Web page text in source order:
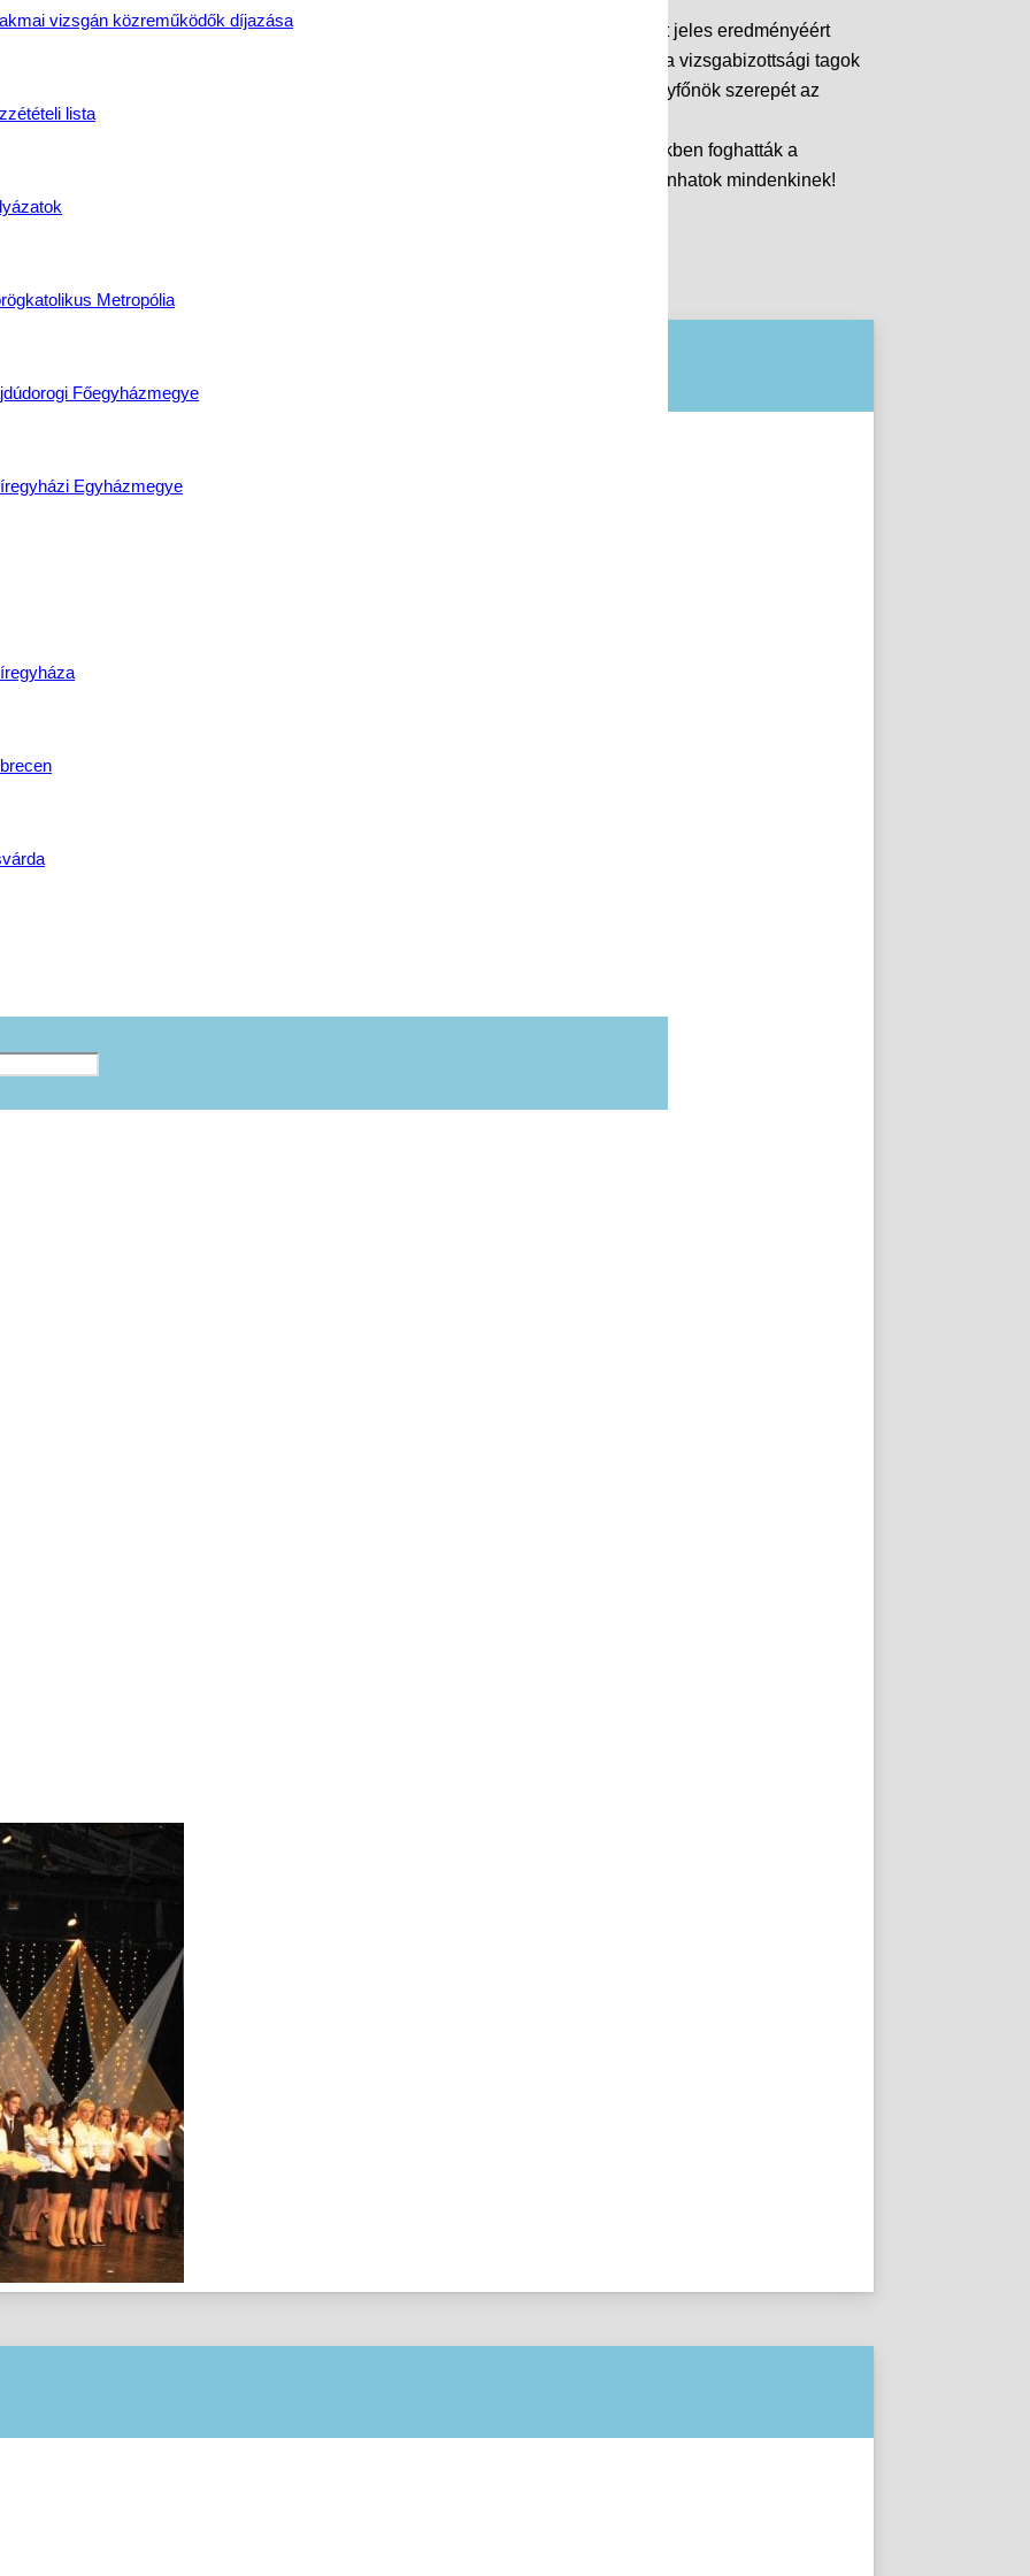
vizsgán közreműködők díjazása
lista
Metropólia
Főegyházmegye
Egyházmegye
kérdésekre is ügyesen válaszoltak. Ennek megfelelően a vizsgán nyújtott jeles eredményéért
kapott, a többiek jó eredménnyel zárták a napot. Zárásként az Elnök úr, illetve a vizsgabizottsági tagok
magatartásukat, megköszönték a tanárok felkészítő munkáját, az osztályfőnök szerepét az
az első komplex számítógép-szerelő vizsgánk sikerrel zárult. Végre a kezükben foghatták a
ez az én bizonyítványom! Szaktanárként és osztályfőnökként ilyen osztályt kívánhatok mindenkinek!